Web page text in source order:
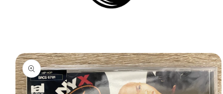
directamente
a la
información
del producto